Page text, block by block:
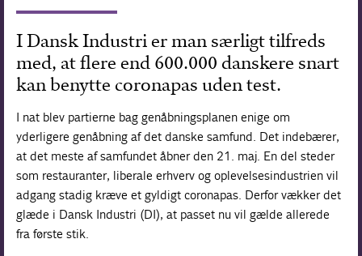
I Dansk Industri er man særligt tilfreds
med, at flere end 600.000 danskere snart
kan benytte coronapas uden test.
I nat blev partierne bag genåbningsplanen enige om
yderligere genåbning af det danske samfund. Det indebærer,
at det meste af samfundet åbner den 21. maj. En del steder
som restauranter, liberale erhverv og oplevelsesindustrien vil
adgang stadig kræve et gyldigt coronapas. Derfor vækker det
glæde i Dansk Industri (DI), at passet nu vil gælde allerede
fra første stik.